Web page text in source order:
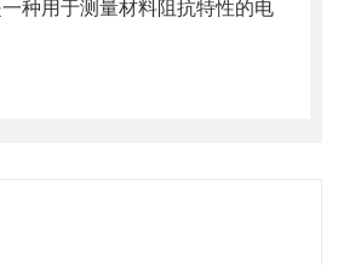
种用于测量材料阻抗特性的电